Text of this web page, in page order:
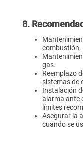
8.
combustión.
gas.
Reemplazo
sistemas de
Instalación
alarma ante
límites
Asegurar la
cuando se